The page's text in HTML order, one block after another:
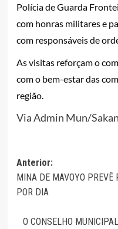
Polícia de Guarda
com honras militares e
com responsáveis de
As visitas reforçam o
com o bem-estar das
região.
Via Admin Mun/
Navegação
de
Anterior:
MINA DE MAVOYO
POR DIA
O CONSELHO